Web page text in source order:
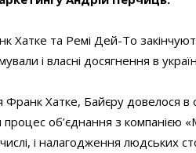
та Ремі Дей-То
і власні досягнення в
Франк Хатке, Байєру довелося в
об’єднання з компанією
і налагодження людських